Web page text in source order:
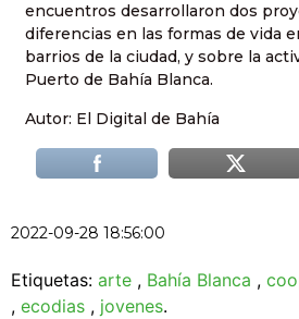
encuentros desarrollaron dos
diferencias en las formas de vida
barrios de la ciudad, y sobre la
Puerto de Bahía Blanca.
Autor: El Digital de Bahía
2022-09-28 18:56:00
Etiquetas: arte , Bahía Blanca ,
, ecodias , jovenes.